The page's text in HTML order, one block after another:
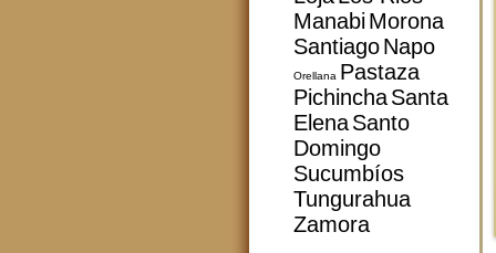
ManabiMorona
SantiagoNapo
Orellana Pastaza
PichinchaSanta
ElenaSanto
Domingo
Sucumbíos
Tungurahua
Zamora